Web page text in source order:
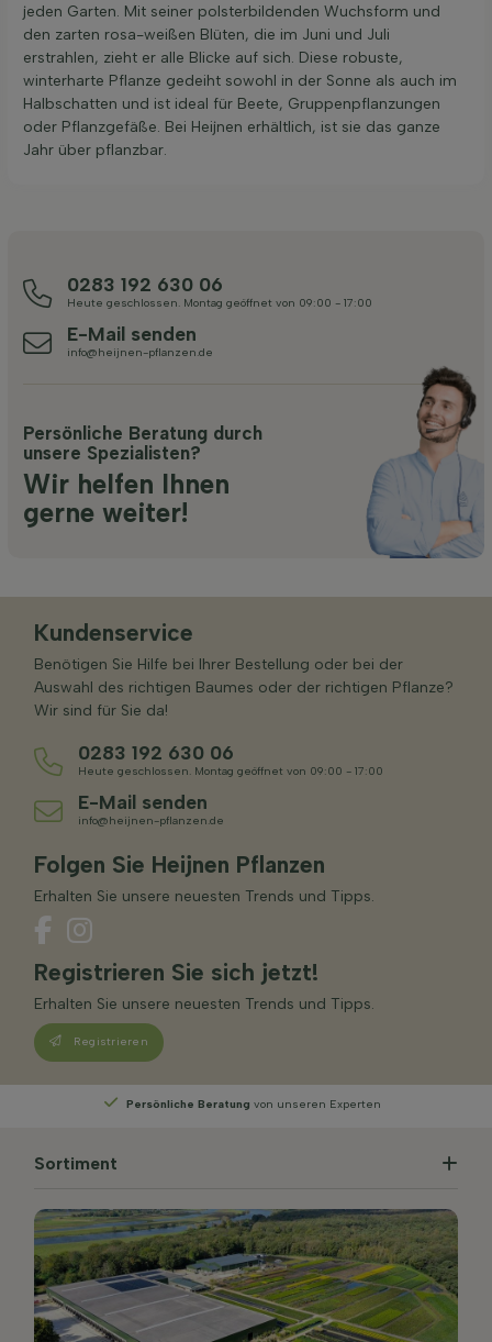
jeden Garten. Mit seiner polsterbildenden Wuchsform und
den zarten rosa-weißen Blüten, die im Juni und Juli
erstrahlen, zieht er alle Blicke auf sich. Diese robuste,
winterharte Pflanze gedeiht sowohl in der Sonne als auch im
Halbschatten und ist ideal für Beete, Gruppenpflanzungen
oder Pflanzgefäße. Bei Heijnen erhältlich, ist sie das ganze
Jahr über pflanzbar.
0283 192 630 06
Heute geschlossen. Montag geöffnet von 09:00 - 17:00
E-Mail senden
info@heijnen-pflanzen.de
Persönliche Beratung durch
unsere Spezialisten?
Wir helfen Ihnen
gerne weiter!
Kundenservice
Benötigen Sie Hilfe bei Ihrer Bestellung oder bei der
Auswahl des richtigen Baumes oder der richtigen Pflanze?
Wir sind für Sie da!
0283 192 630 06
Heute geschlossen. Montag geöffnet von 09:00 - 17:00
E-Mail senden
info@heijnen-pflanzen.de
Folgen Sie Heijnen Pflanzen
Erhalten Sie unsere neuesten Trends und Tipps.
Registrieren Sie sich jetzt!
Erhalten Sie unsere neuesten Trends und Tipps.
Registrieren
Persönliche Beratung von unseren Experten
Sortiment